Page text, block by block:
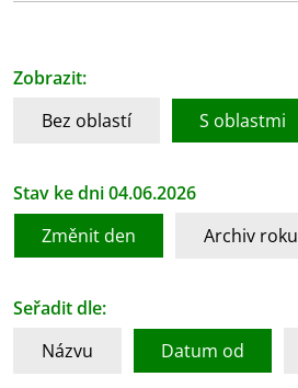
Zobrazit:
Bez oblastí
S oblastmi
Stav ke dni 04.06.2026
Změnit den
Archiv roku
Seřadit dle:
Názvu
Datum od